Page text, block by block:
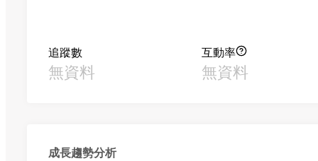
追蹤數
無資料
互動率
無資料
成長趨勢分析